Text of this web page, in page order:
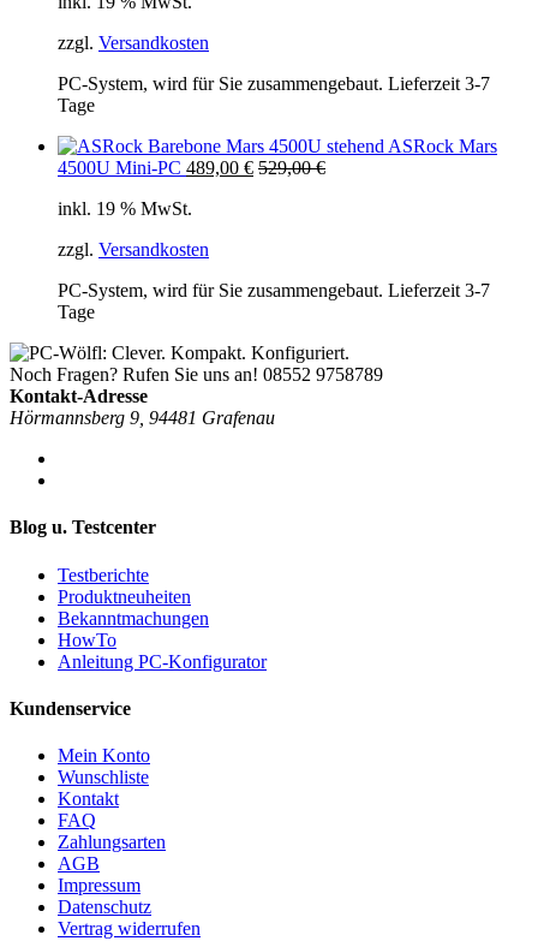
zzgl. Versandkosten
PC-System, wird für Sie zusammengebaut. Lieferzeit 3-7
Tage
ASRock Mars
4500U Mini-PC 489,00 € 529,00€
inkl. 19 % MwSt.
zzgl. Versandkosten
PC-System, wird für Sie zusammengebaut. Lieferzeit 3-7
Tage
Noch Fragen? Rufen Sie uns an! 08552 9758789
Kontakt-Adresse
Hörmannsberg 9, 94481 Grafenau
Blog u. Testcenter
Testberichte
Produktneuheiten
Bekanntmachungen
HowTo
Anleitung PC-Konfigurator
Kundenservice
Mein Konto
Wunschliste
Kontakt
FAQ
Zahlungsarten
AGB
Impressum
Datenschutz
Vertrag widerrufen